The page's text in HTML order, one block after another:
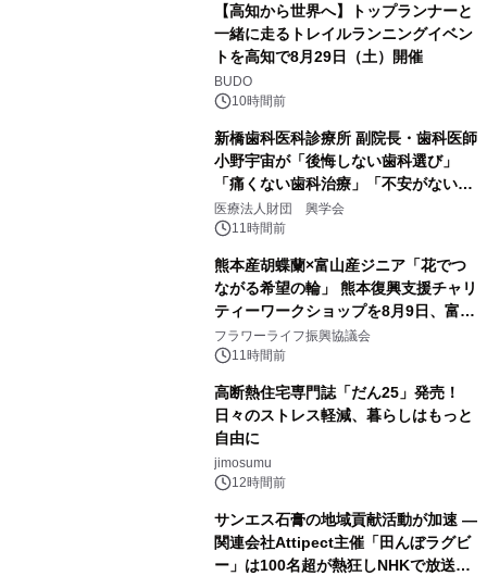
【高知から世界へ】トップランナーと
一緒に走るトレイルランニングイベン
トを高知で8月29日（土）開催
BUDO
10時間前
新橋歯科医科診療所 副院長・歯科医師
小野宇宙が「後悔しない歯科選び」
「痛くない歯科治療」「不安がない治
療計画」をテーマに専門監修
医療法人財団 興学会
11時間前
熊本産胡蝶蘭×富山産ジニア「花でつ
ながる希望の輪」 熊本復興支援チャリ
ティーワークショップを8月9日、富
山・射水で開催
フラワーライフ振興協議会
11時間前
高断熱住宅専門誌「だん25」発売！
日々のストレス軽減、暮らしはもっと
自由に
jimosumu
12時間前
サンエス石膏の地域貢献活動が加速 ―
関連会社Attipect主催「田んぼラグビ
ー」は100名超が熱狂しNHKで放送さ